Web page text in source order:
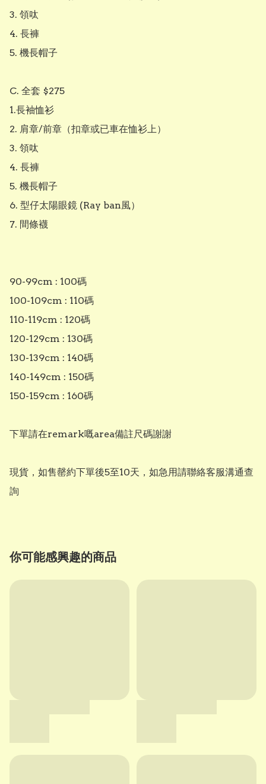
3. 領呔
4. 長褲
5. 機長帽子
C. 全套 $275
1.長袖恤衫
2. 肩章/前章（扣章或已車在恤衫上）
3. 領呔
4. 長褲
5. 機長帽子
6. 型仔太陽眼鏡 (Ray ban風）
7. 間條襪
90-99cm : 100碼
100-109cm : 110碼
110-119cm : 120碼
120-129cm : 130碼
130-139cm : 140碼
140-149cm : 150碼
150-159cm : 160碼
下單請在remark嘅area備註尺碼謝謝
現貨，如售罄約下單後5至10天，如急用請聯絡客服溝通查
你可能感興趣的商品